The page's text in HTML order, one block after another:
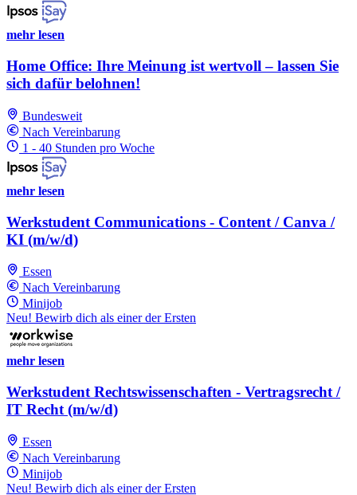
mehr lesen
Home Office: Ihre Meinung ist wertvoll – lassen Sie
sich dafür belohnen!
Bundesweit
Nach Vereinbarung
1 - 40 Stunden pro Woche
mehr lesen
Werkstudent Communications - Content / Canva /
KI (m/w/d)
Essen
Nach Vereinbarung
Minijob
Neu! Bewirb dich als einer der Ersten
mehr lesen
Werkstudent Rechtswissenschaften - Vertragsrecht /
IT Recht (m/w/d)
Essen
Nach Vereinbarung
Minijob
Neu! Bewirb dich als einer der Ersten